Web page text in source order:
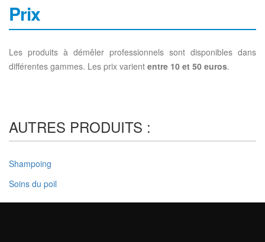
Prix
Les produits à démêler professionnels sont disponibles dans
différentes gammes. Les prix varient entre 10 et 50 euros.
AUTRES PRODUITS :
Shampoing
Soins du poil